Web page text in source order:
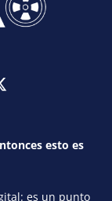
esto es
es un punto